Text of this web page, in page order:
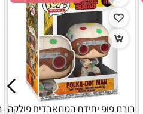
בובת פופ יחידת המתאבדים פולקה